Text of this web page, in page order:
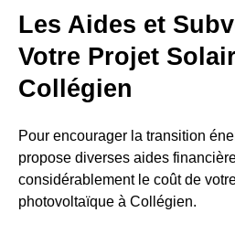
Les Aides et
Votre Projet
Collégien
Pour encourager la transition
propose diverses aides
considérablement le coût de
photovoltaïque à Collégien.